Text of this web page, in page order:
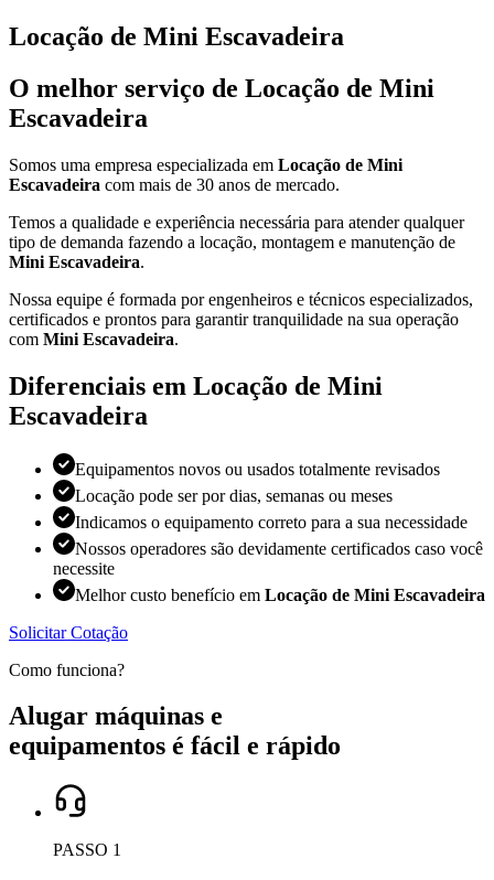
Locação de Mini Escavadeira
O melhor serviço de Locação de Mini
Escavadeira
Somos uma empresa especializada em Locação de Mini
Escavadeira com mais de 30 anos de mercado.
Temos a qualidade e experiência necessária para atender qualquer
tipo de demanda fazendo a locação, montagem e manutenção de
Mini Escavadeira.
Nossa equipe é formada por engenheiros e técnicos especializados,
certificados e prontos para garantir tranquilidade na sua operação
com Mini Escavadeira.
Diferenciais em Locação de Mini
Escavadeira
Equipamentos novos ou usados totalmente revisados
Locação pode ser por dias, semanas ou meses
Indicamos o equipamento correto para a sua necessidade
Nossos operadores são devidamente certificados caso você
necessite
Melhor custo benefício em Locação de Mini Escavadeira
Solicitar Cotação
Como funciona?
Alugar máquinas e
equipamentos é fácil e rápido
PASSO 1